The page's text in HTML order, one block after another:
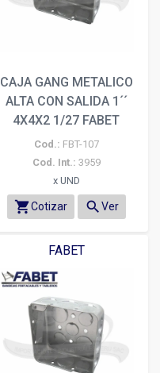
CAJA GANG METALICO
ALTA CON SALIDA 1´´
4X4X2 1/27 FABET
Cod.: FBT-107
Cod. Int.: 3959
x UND
shopping_cartCotizar search Ver
FABET